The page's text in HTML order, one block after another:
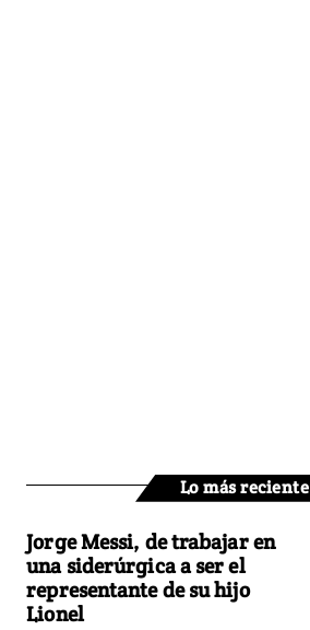
Lo más reciente
Jorge Messi, de trabajar en
una siderúrgica a ser el
representante de su hijo
Lionel